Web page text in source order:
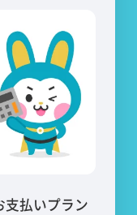
支払いプラン